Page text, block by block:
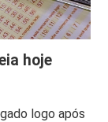
hoje
logo após